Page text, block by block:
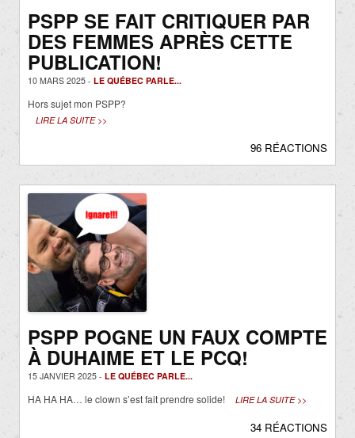
PSPP SE FAIT CRITIQUER PAR
DES FEMMES APRÈS CETTE
PUBLICATION!
10 MARS 2025 - LE QUÉBEC PARLE...
Hors sujet mon PSPP?
LIRE LA SUITE >>
96 RÉACTIONS
PSPP POGNE UN FAUX COMPTE
À DUHAIME ET LE PCQ!
15 JANVIER 2025 - LE QUÉBEC PARLE...
HA HA HA… le clown s’est fait prendre solide! LIRE LA SUITE >>
34 RÉACTIONS